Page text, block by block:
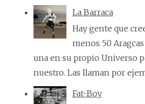
La Barraca
Hay gente que
menos 50
una en su propio Universo
nuestro. Las llaman por
Fat-Boy